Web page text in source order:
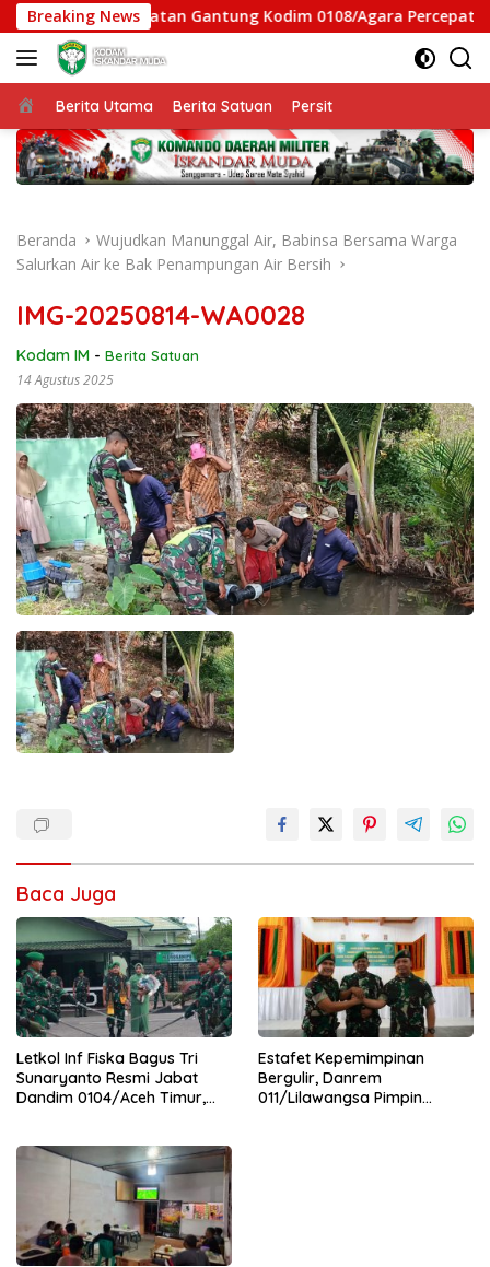
Langsung
ke
konten
Breaking News
Satgas Jembatan Gantung Kodim 0108/Agara Percepat
Beranda
Berita Utama Berita Satuan Persit
Beranda
Wujudkan Manunggal Air, Babinsa Bersama Warga
Salurkan Air ke Bak Penampungan Air Bersih
IMG-20250814-WA0028
Kodam IM - Berita Satuan
14 Agustus 2025
Baca Juga
Letkol Inf Fiska Bagus Tri
Sunaryanto Resmi Jabat
Dandim 0104/Aceh Timur,
0104/Atim
Estafet Kepemimpinan
Bergulir, Danrem
011/Lilawangsa Pimpin